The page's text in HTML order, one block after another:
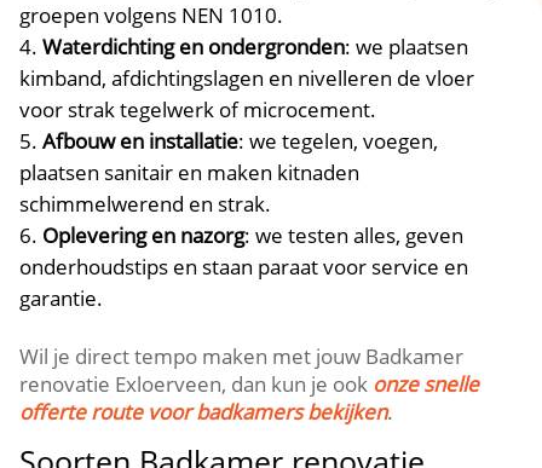
groepen volgens NEN 1010.
Waterdichting en ondergronden: we plaatsen
kimband, afdichtingslagen en nivelleren de vloer
voor strak tegelwerk of microcement.
Afbouw en installatie: we tegelen, voegen,
plaatsen sanitair en maken kitnaden
schimmelwerend en strak.
Oplevering en nazorg: we testen alles, geven
onderhoudstips en staan paraat voor service en
garantie.
Wil je direct tempo maken met jouw Badkamer
renovatie Exloerveen, dan kun je ook onze snelle
offerte route voor badkamers bekijken.